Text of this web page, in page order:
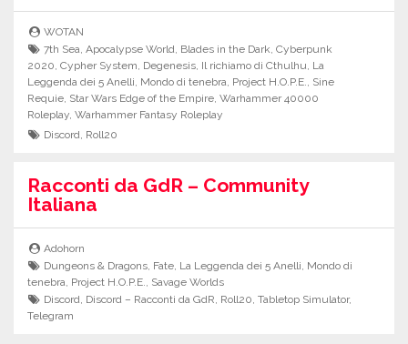
WOTAN
7th Sea,Apocalypse World, Blades in the Dark,Cyberpunk
2020, Cypher System, Degenesis, Il richiamo di Cthulhu, La
Leggenda dei 5 Anelli, Mondo di tenebra, Project H.O.P.E., Sine
Requie, Star Wars Edge of the Empire, Warhammer 40000
Roleplay, Warhammer Fantasy Roleplay
Discord, Roll20
Racconti da GdR – Community
Italiana
Adohorn
Dungeons & Dragons, Fate, La Leggenda dei 5 Anelli, Mondo di
tenebra, Project H.O.P.E., Savage Worlds
Discord, Discord – Racconti da GdR, Roll20,Tabletop Simulator,
Telegram